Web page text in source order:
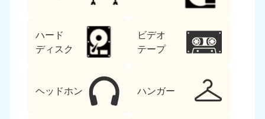
ハード
ディスク
ビデオ
テープ
ヘッドホン ハンガー